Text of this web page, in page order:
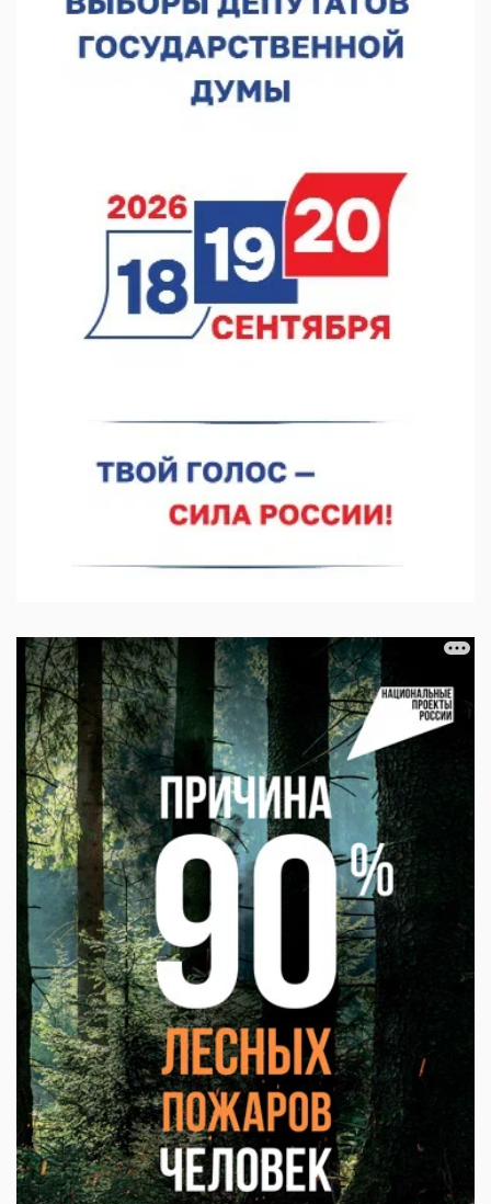
07.08.2026 12:04
В Нижегородской области созданы четыре ММЦ
07.08.2026 11:46